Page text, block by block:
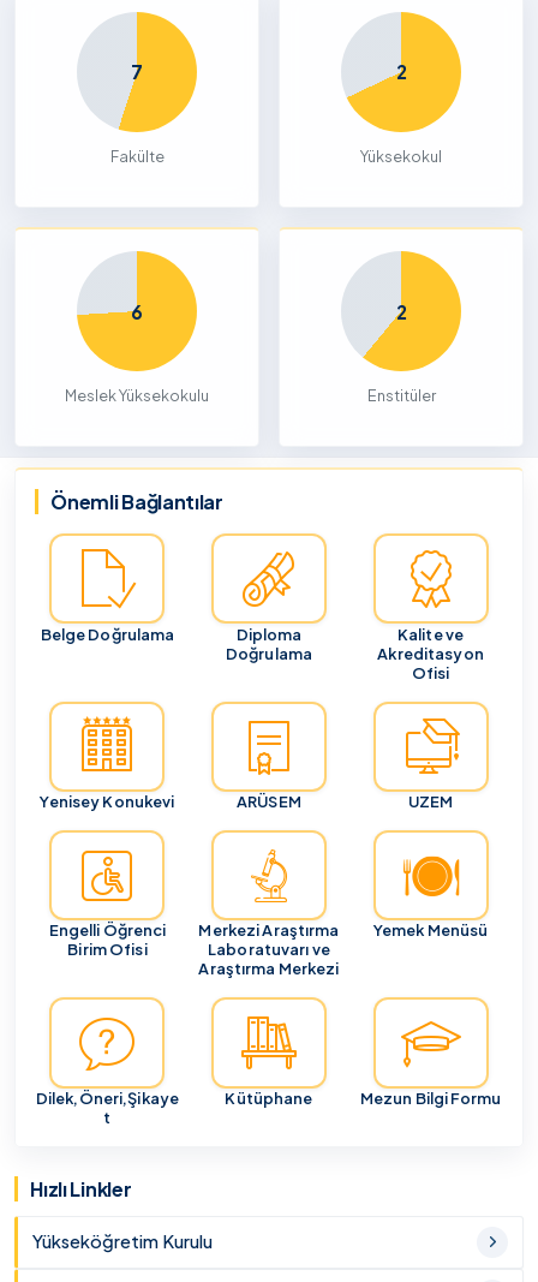
7
Fakülte
2
Yüksekokul
6
Meslek Yüksekokulu
2
Enstitüler
Önemli Bağlantılar
Belge Doğrulama
Diploma
Doğrulama
Kalite ve
Akreditasyon
Ofisi
Yenisey Konukevi ARÜSEM UZEM
Engelli Öğrenci
Birim Ofisi
Merkezi Araştırma
Laboratuvarı ve
Araştırma Merkezi
Yemek Menüsü
Dilek,Öneri,Şikaye
t
Kütüphane Mezun Bilgi Formu
Hızlı Linkler
Yükseköğretim Kurulu